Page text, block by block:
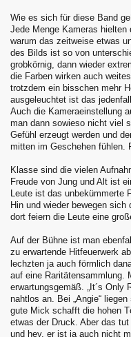
Wie es sich für diese Band
Jede Menge Kameras
warum das zeitweise etwas
des Bilds ist so von
grobkörnig, dann wieder
die Farben wirken auch
trotzdem ein bisschen mehr
ausgeleuchtet ist das
Auch die Kameraeinstellung
man dann sowieso nicht viel
Gefühl erzeugt werden und
mitten im Geschehen fühlen.
Klasse sind die vielen
Freude von Jung und Alt ist
Leute ist das unbekümmerte
Hin und wieder bewegen
dort feiern die Leute eine
Auf der Bühne ist man
zu erwartende Hitfeuerwerk
lechzten ja auch förmlich
auf eine Raritätensammlung.
erwartungsgemäß. „It´s Only
nahtlos an. Bei „Angie“
gute Mick schafft die hohen
etwas der Druck. Aber das
und hey, er ist ja auch nicht